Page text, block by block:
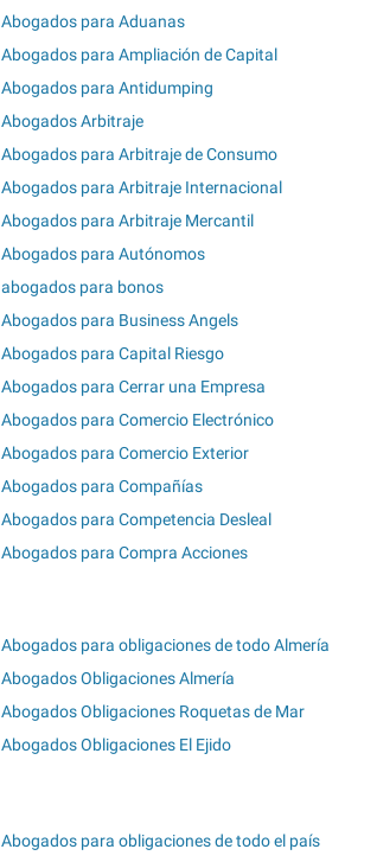
Abogados para Aduanas
Abogados para Ampliación de Capital
Abogados para Antidumping
Abogados Arbitraje
Abogados para Arbitraje de Consumo
Abogados para Arbitraje Internacional
Abogados para Arbitraje Mercantil
Abogados para Autónomos
abogados para bonos
Abogados para Business Angels
Abogados para Capital Riesgo
Abogados para Cerrar una Empresa
Abogados para Comercio Electrónico
Abogados para Comercio Exterior
Abogados para Compañías
Abogados para Competencia Desleal
Abogados para Compra Acciones
Abogados para obligaciones de todo Almería
Abogados Obligaciones Almería
Abogados Obligaciones Roquetas de Mar
Abogados Obligaciones El Ejido
Abogados para obligaciones de todo el país